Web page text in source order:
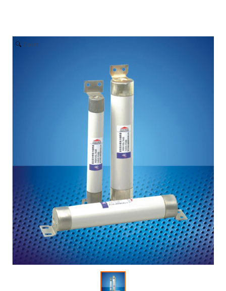
Zoom